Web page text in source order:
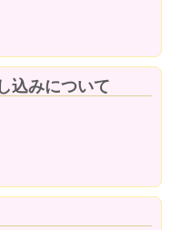
込みについて